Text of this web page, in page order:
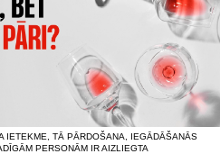
IETEKME, TĀ PĀRDOŠANA, IEGĀDĀŠANĀS
PERSONĀM IR AIZLIEGTA